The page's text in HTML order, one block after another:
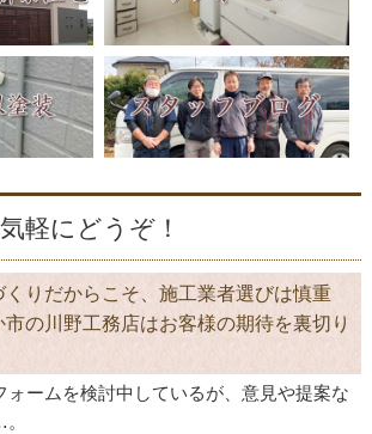
軽にどうぞ！
りだからこそ、施工業者選びは慎重
の川野工務店はお客様の期待を裏切り
ォームを検討中しているが、意見や提案な